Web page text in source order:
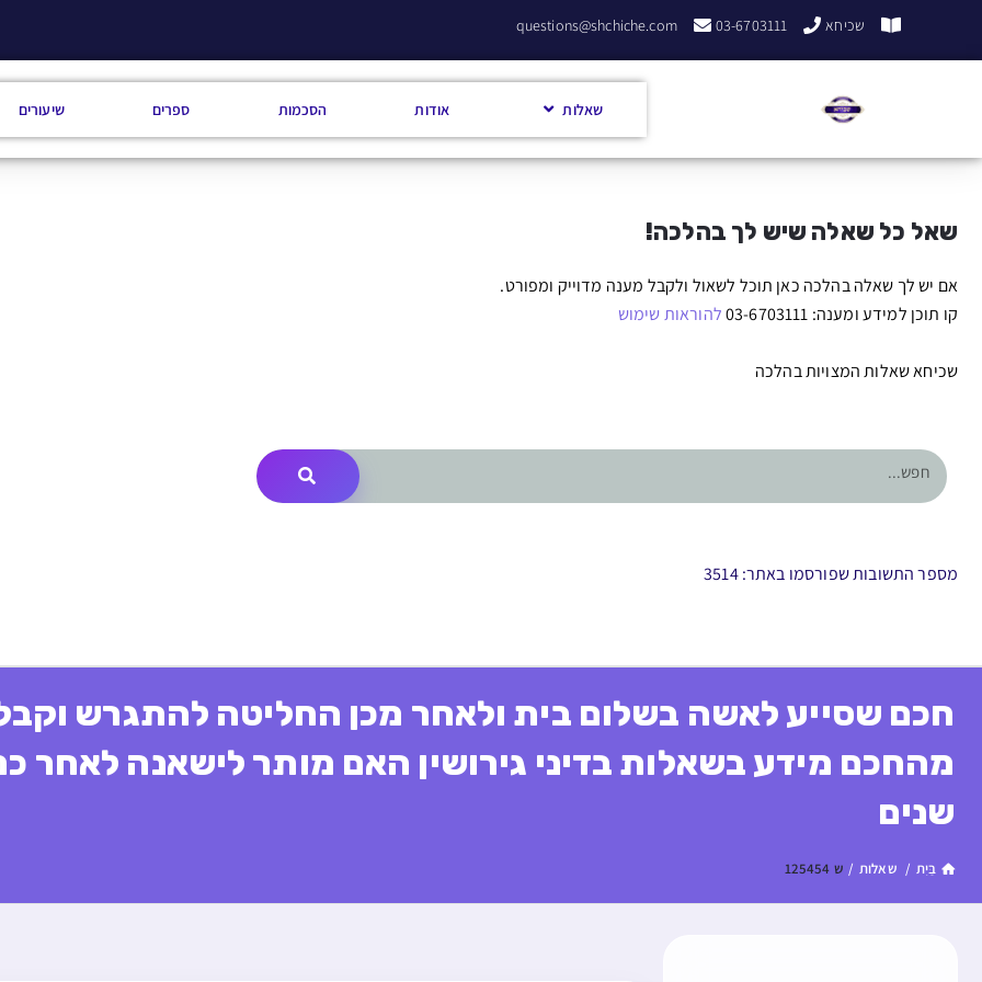
שכיחא 03-6703111
questions@shchiche.com
שאלות אודות הסכמות ספרים שיעורים
שאל כל שאלה שיש לך בהלכה!
אם יש לך שאלה בהלכה כאן תוכל לשאול ולקבל מענה מדוייק ומפורט.
קו תוכן למידע ומענה: 03-6703111
להוראות שימוש
שכיחא שאלות המצויות בהלכה
מספר התשובות שפורסמו באתר: 3514
חכם שסייע לאשה בשלום בית ולאחר מכן החליטה להתגרש
מהחכם מידע בשאלות בדיני גירושין האם מותר לישאנה לאחר
שנים
בַּיִת / שאלות / ש 125454